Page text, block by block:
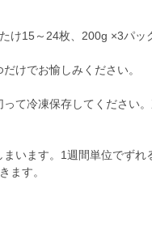
け15～24枚、200g ×3パッ
けでお愉しみください。
て冷凍保存してください
います。1週間単位でず
ます。